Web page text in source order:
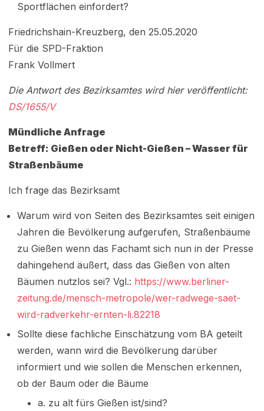
Sportflächen einfordert?
Friedrichshain-Kreuzberg, den 25.05.2020
Für die SPD-Fraktion
Frank Vollmert
Die Antwort des Bezirksamtes wird hier veröffentlicht:
DS/1655/V
Mündliche Anfrage
Betreff: Gießen oder Nicht-Gießen – Wasser für
Straßenbäume
Ich frage das Bezirksamt
Warum wird von Seiten des Bezirksamtes seit einigen
Jahren die Bevölkerung aufgerufen, Straßenbäume
zu Gießen wenn das Fachamt sich nun in der Presse
dahingehend äußert, dass das Gießen von alten
Bäumen nutzlos sei? Vgl.: https://www.berliner-
zeitung.de/mensch-metropole/wer-radwege-saet-
wird-radverkehr-ernten-li.82218
Sollte diese fachliche Einschätzung vom BA geteilt
werden, wann wird die Bevölkerung darüber
informiert und wie sollen die Menschen erkennen,
ob der Baum oder die Bäume
a. zu alt fürs Gießen ist/sind?